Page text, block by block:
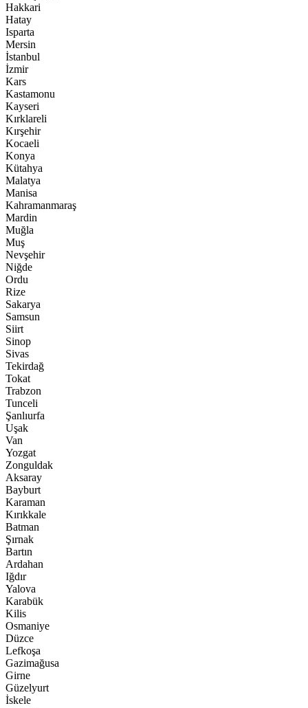
Hakkari
Hatay
Isparta
Mersin
İstanbul
İzmir
Kars
Kastamonu
Kayseri
Kırklareli
Kırşehir
Kocaeli
Konya
Kütahya
Malatya
Manisa
Kahramanmaraş
Mardin
Muğla
Muş
Nevşehir
Niğde
Ordu
Rize
Sakarya
Samsun
Siirt
Sinop
Sivas
Tekirdağ
Tokat
Trabzon
Tunceli
Şanlıurfa
Uşak
Van
Yozgat
Zonguldak
Aksaray
Bayburt
Karaman
Kırıkkale
Batman
Şırnak
Bartın
Ardahan
Iğdır
Yalova
Karabük
Kilis
Osmaniye
Düzce
Lefkoşa
Gazimağusa
Girne
Güzelyurt
İskele